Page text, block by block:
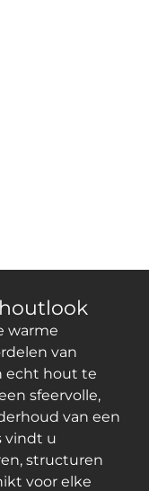
warme
van
echt hout te
sfeervolle,
van een
vindt u
structuren
voor elke